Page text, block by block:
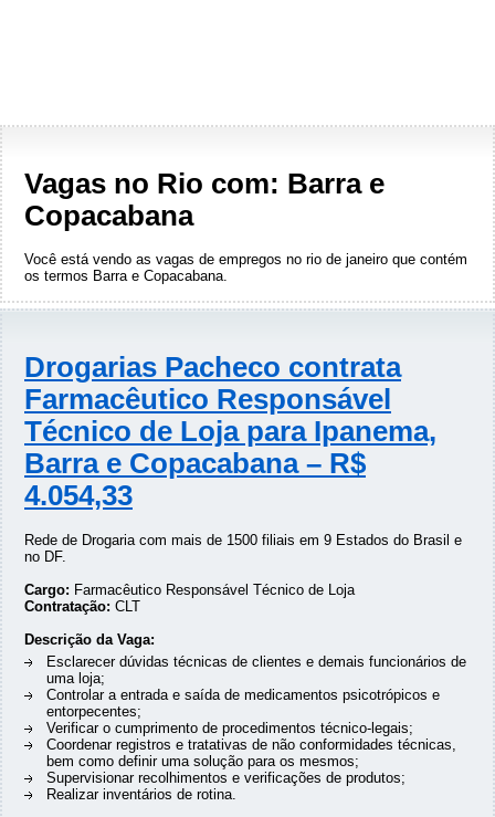
Vagas no Rio com: Barra e
Copacabana
Você está vendo as vagas de empregos no rio de janeiro que contém
os termos Barra e Copacabana.
Drogarias Pacheco contrata
Farmacêutico Responsável
Técnico de Loja para Ipanema,
Barra e Copacabana – R$
4.054,33
Rede de Drogaria com mais de 1500 filiais em 9 Estados do Brasil e
no DF.
Cargo: Farmacêutico Responsável Técnico de Loja
Contratação: CLT
Descrição da Vaga:
Esclarecer dúvidas técnicas de clientes e demais funcionários de
uma loja;
Controlar a entrada e saída de medicamentos psicotrópicos e
entorpecentes;
Verificar o cumprimento de procedimentos técnico-legais;
Coordenar registros e tratativas de não conformidades técnicas,
bem como definir uma solução para os mesmos;
Supervisionar recolhimentos e verificações de produtos;
Realizar inventários de rotina.